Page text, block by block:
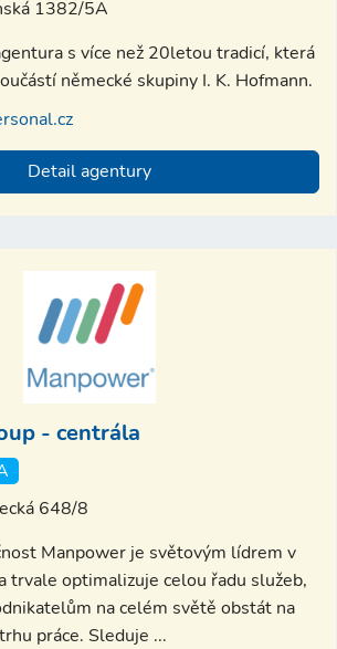
1382/5A
s více než 20letou tradicí, která
německé skupiny I. K. Hofmann.
Detail agentury
- centrála
648/8
Manpower je světovým lídrem v
trvale optimalizuje celou řadu služeb,
na celém světě obstát na
práce. Sleduje ...